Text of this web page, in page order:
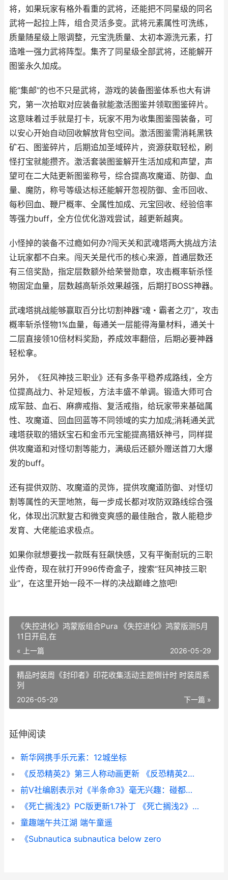
将，如果玩家有格外看重的武将，还能把不同星级的同名
武将一起拉上阵，组合灵活多变。武将元素属性可洗练，
质量随星级上限调整，元宝洗质量、太初本源洗元素，打
造唯一强力武将阵型。集齐了同星级全部武将，还能解开
图鉴永久加成。
能“集邮”的也不只是武将，游戏的装备图鉴体系也大有讲
究，第一次拾取对应装备就能激活图鉴并领取图鉴碎片。
这意味着过手就是打卡，玩家不用为收集图鉴囤装备，可
以安心开始自动回收解放背包空间。激活图鉴需消耗黑铁
矿石、图鉴碎片，后期追加圣域碎片，资源获取轻松，刷
怪打宝就能攒齐。激活套装图鉴解开生活加成和声望，声
望可在二大陆更新图鉴称号，综合提高攻魔道、防御、血
量、魔防，称号等级达标还能解开忽视防御、金币回收、
每秒回血、鞭尸概率、全属性加成、元宝回收、经验倍率
等强力buff，全方位优化游戏尝试，越更新越爽。
小怪掉的装备不过瘾如何办?闯天关和武魂塔两大挑战方法
让玩家都不白来。闯天关是代币的核心来源，首通层数还
有三倍奖励，指定层数额外给荣誉勋章，攻击概率斩杀怪
物固定血量，层数越高斩杀效果越强，后期打BOSS神器。
武魂塔挑战能够赢取百分比切割神器“魂・霸者之刃”，攻击
概率斩杀怪物1%血量，每通关一层能得海量材料，通关十
二层直接领10倍材料奖励，养成效率翻倍，后期必要神器
轻松拿。
另外，《狂风神技三职业》还有多条平稳养成路线，全方
位提高战力、补足短板，方法丰盛不单调。锻造大师可合
成军鼓、血石、麻痹戒指、复活戒指，给玩家带来基础属
性、攻魔道、回血回蓝等不同领域的实力加成;消耗通关武
魂塔获取的猎妖宝石和金币元宝能提高猎妖神弓，同样提
供攻魔道和对怪切割等能力，满级后还额外赠送首刀大爆
发的buff。
还有提供双防、攻魔道的灵饰，提供攻魔道防御、对怪切
割等属性的天罡地煞，每一步成长都对攻防双路线综合强
化，体现出沉默复古和微变爽感的最佳融合，散人能稳步
发育、大佬能追求极点。
如果你就想要找一款既有狂飙快感，又有平衡耐玩的三职
业传奇，现在就打开996传奇盒子，搜索“狂风神技三职
业”，在这里开始一段不一样的决战巅峰之旅吧!
《失控进化》鸿蒙版组合Pura 《失控进化》鸿蒙版测5月
11日开启,在
« 上一篇 2026-05-29
精品时装周《封印者》印花收集活动主题倒计时 时装周系
列
下一篇 »
2026-05-29
延伸阅读
新华网携手乐元素：12城坐标
《反恐精英2》第三人称动画更新 《反恐精英2》直接安装游戏
前V社编剧表示对《半条命3》毫无兴趣：碰都不想碰
《死亡搁浅2》PC版更新1.7补丁 《死亡搁浅2》PC修改器
童趣端午共江湖 端午童遥
《Subnautica subnautica below zero